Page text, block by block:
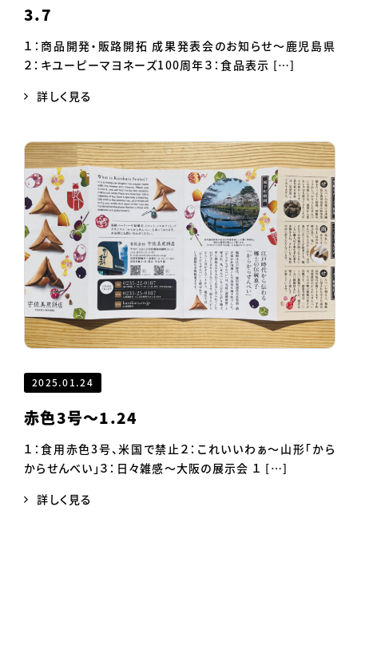
3.7
１：商品開発・販路開拓 成果発表会のお知らせ～鹿児島県
２：キユーピーマヨネーズ100周年３：食品表示 […]
詳しく見る
2025.01.24
赤色3号～1.24
１：食用赤色3号、米国で禁止２：これいいわぁ～山形「から
からせんべい」３：日々雑感～大阪の展示会 １ […]
詳しく見る